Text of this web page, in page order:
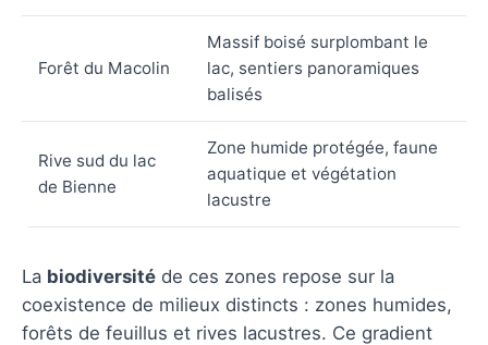
Forêt du Macolin
Massif boisé surplombant le
lac, sentiers panoramiques
balisés
Rive sud du lac
de Bienne
Zone humide protégée, faune
aquatique et végétation
lacustre
La biodiversité de ces zones repose sur la
coexistence de milieux distincts : zones humides,
forêts de feuillus et rives lacustres. Ce gradient